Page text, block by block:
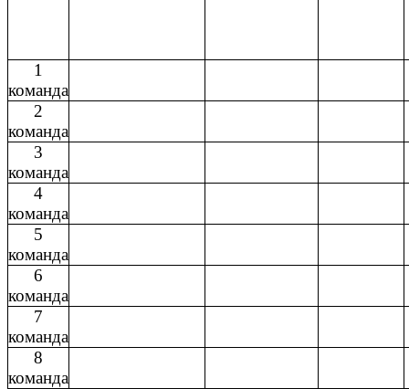
1
команда
2
команда
3
команда
4
команда
5
команда
6
команда
7
команда
8
команда